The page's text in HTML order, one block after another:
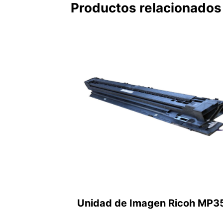
Productos relacionados
Unidad de Imagen Ricoh